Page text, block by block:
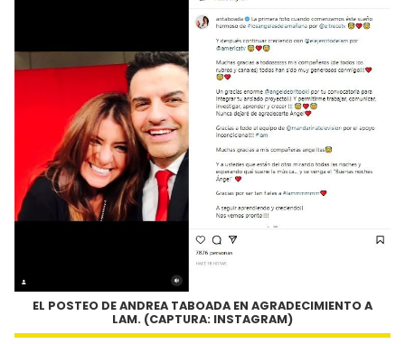
EL POSTEO DE ANDREA TABOADA EN AGRADECIMIENTO A
LAM. (CAPTURA: INSTAGRAM)